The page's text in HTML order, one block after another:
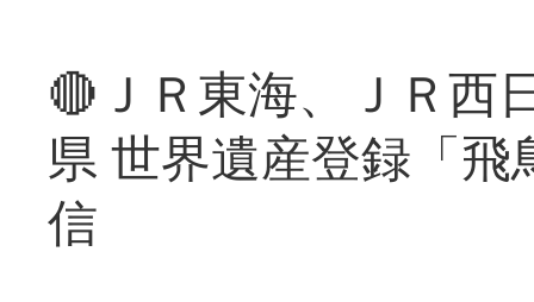
🔴ＪＲ東海、ＪＲ西
県 世界遺産登録「
信